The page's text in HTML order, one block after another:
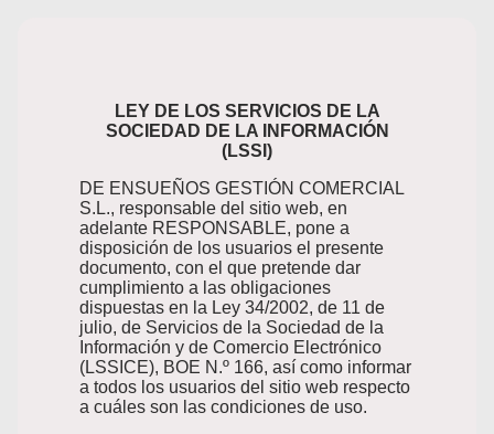
LEY DE LOS SERVICIOS DE LA
SOCIEDAD DE LA INFORMACIÓN
(LSSI)
DE ENSUEÑOS GESTIÓN COMERCIAL
S.L., responsable del sitio web, en
adelante RESPONSABLE, pone a
disposición de los usuarios el presente
documento, con el que pretende dar
cumplimiento a las obligaciones
dispuestas en la Ley 34/2002, de 11 de
julio, de Servicios de la Sociedad de la
Información y de Comercio Electrónico
(LSSICE), BOE N.º 166, así como informar
a todos los usuarios del sitio web respecto
a cuáles son las condiciones de uso.